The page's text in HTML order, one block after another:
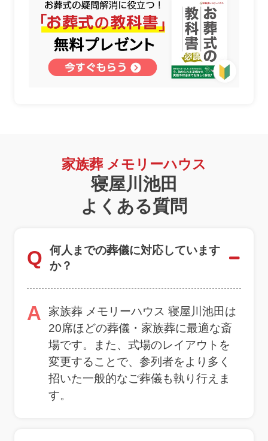
家族葬 メモリーハウス
寝屋川池田
よくある質問
Q
何人までの葬儀に対応しています
か？
A
家族葬 メモリーハウス 寝屋川池田は
20席ほどの葬儀・家族葬に最適な斎
場です。また、式場のレイアウトを
変更することで、参列者をより多く
招いた一般的なご葬儀も執り行えま
す。